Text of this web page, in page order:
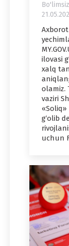
Bo'limsiz
ilovasi
xalq
olamiz.
vaziri
g‘olib
uchun